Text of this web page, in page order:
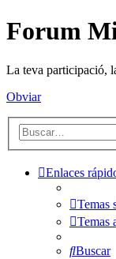
Forum
La teva participació,
Obviar
Enlaces
Temas
Temas
Buscar